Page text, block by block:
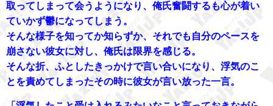
取ってしまって会うようになり、俺氏奮闘するも心が着い
ていかず鬱になってしまう。
そんな様子を知ってか知らずか、それでも自分のペースを
崩さない彼女に対し、俺氏は限界を感じる。
そんな折、ふとしたきっかけで言い合いになり、浮気のこ
とを責めてしまったその時に彼女が言い放った一言。